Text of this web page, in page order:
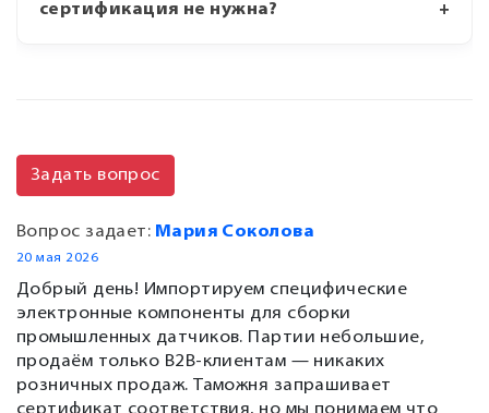
сертификация не нужна?
Задать вопрос
Вопрос задает: Мария Соколова
20 мая 2026
Добрый день! Импортируем специфические
электронные компоненты для сборки
промышленных датчиков. Партии небольшие,
продаём только B2B-клиентам — никаких
розничных продаж. Таможня запрашивает